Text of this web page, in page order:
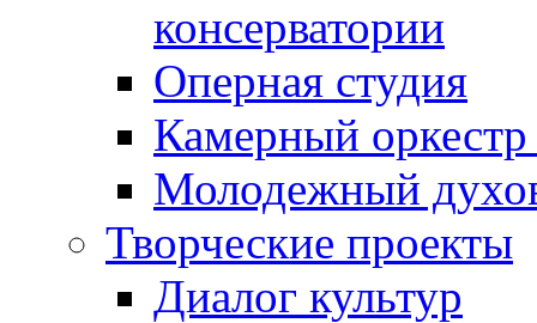
консерватории
Оперная студия
Камерный оркестр
Молодежный
Творческие проекты
Диалог культур